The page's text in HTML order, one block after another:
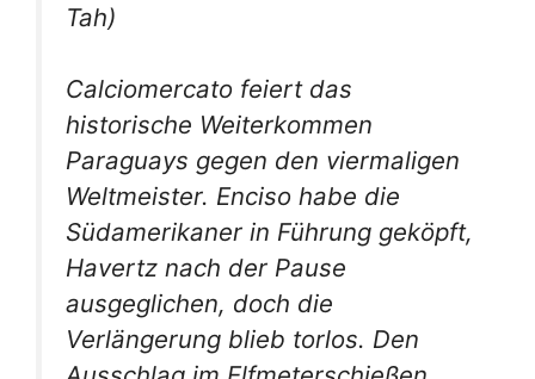
Tah)
Calciomercato feiert das
historische Weiterkommen
Paraguays gegen den viermaligen
Weltmeister. Enciso habe die
Südamerikaner in Führung geköpft,
Havertz nach der Pause
ausgeglichen, doch die
Verlängerung blieb torlos. Den